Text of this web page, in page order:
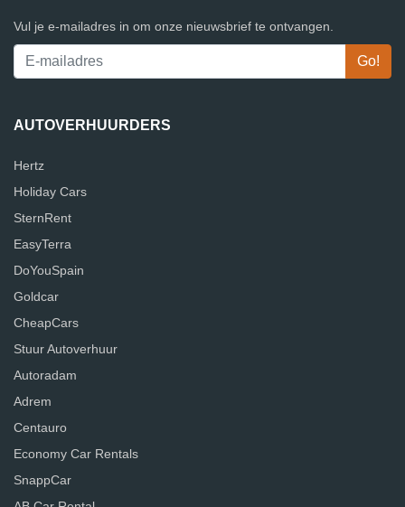
Vul je e-mailadres in om onze nieuwsbrief te ontvangen.
AUTOVERHUURDERS
Hertz
Holiday Cars
SternRent
EasyTerra
DoYouSpain
Goldcar
CheapCars
Stuur Autoverhuur
Autoradam
Adrem
Centauro
Economy Car Rentals
SnappCar